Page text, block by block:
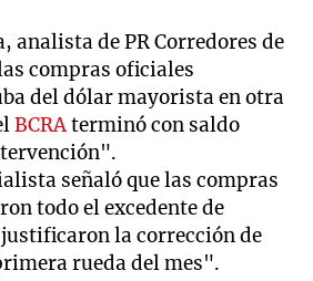
analista de PR Corredores de
compras oficiales
del dólar mayorista en otra
BCRAterminó con saldo
señaló que las compras
todo el excedente de
la corrección de
rueda del mes".